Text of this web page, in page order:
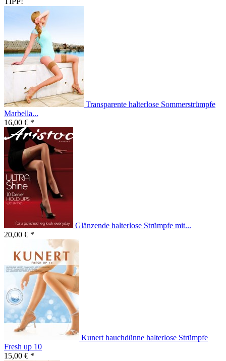
Transparente halterlose Sommerstrümpfe
Marbella...
16,00 € *
Glänzende halterlose Strümpfe mit...
20,00 € *
Kunert hauchdünne halterlose Strümpfe
Fresh up 10
15,00 € *